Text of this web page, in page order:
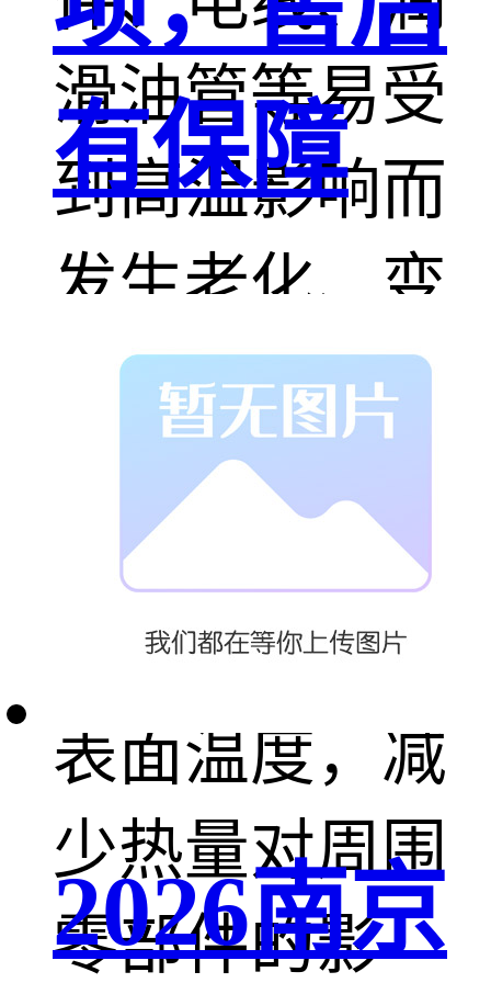
滑油管等易受
到高温影响而
发生老化、变
形甚至损坏。
而隔热套的存
在可以有效地
降低排气管的
表面温度，减
少热量对周围
零部件的影
有保障
2026南京